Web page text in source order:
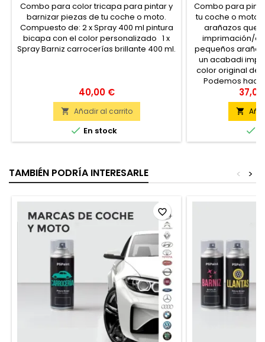
Combo para color tricapa para pintar y
barnizar piezas de tu coche o moto.
Compuesto de: 2 x Spray 400 ml pintura
bicapa con el color personalizado 1 x
Spray Barniz carrocerías brillante 400 ml.
40,00 €
 Añadir al carrito
 En stock
Combo para
tu coche o moto
arañazos que
imprimación/
pequeños
un acabadi
color original de
Podemos
modelos


TAMBIÉN PODRÍA INTERESARLE >
<
favorite_border